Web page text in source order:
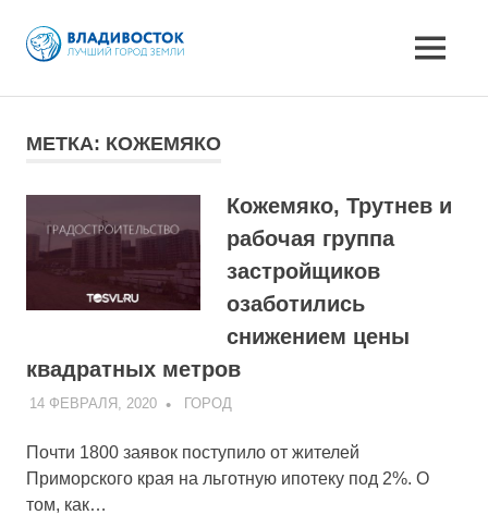
MENU
МЕТКА: КОЖЕМЯКО
Кожемяко, Трутнев и
рабочая группа
застройщиков
озаботились
снижением цены
квадратных метров
14 ФЕВРАЛЯ, 2020 ADMIN
ГОРОД
Почти 1800 заявок поступило от жителей
Приморского края на льготную ипотеку под 2%. О
том, как…